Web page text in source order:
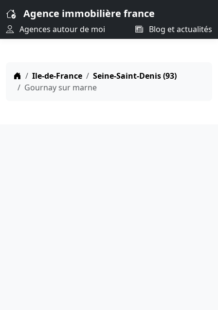
Agence immobilière france
Agences autour de moi Blog et actualités
Ile-de-France
Seine-Saint-Denis (93)
Gournay sur marne